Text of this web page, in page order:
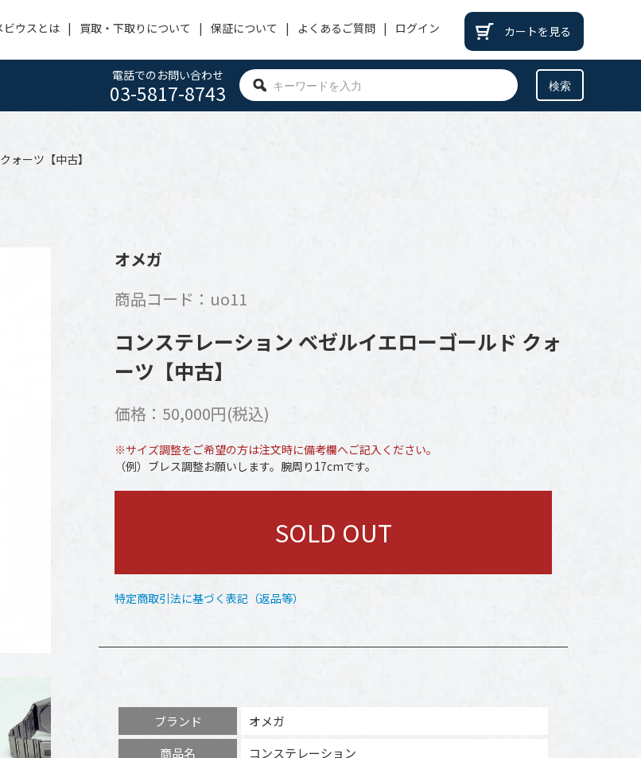
ビウスとは 買取・下取りについて 保証について よくあるご質問 ログイン カートを見る
FRANCK MULLER
フランクミュラー
TAG HEUER SEIKO
電話でのお問い合わせ
03-5817-8743
ォーツ【中古】
オメガ
商品コード：uo11
コンステレーション ベゼルイエローゴールド クォ
ーツ【中古】
価格：50,000円(税込)
※サイズ調整をご希望の方は注文時に備考欄へご記入ください。
（例）ブレス調整お願いします。腕周り17cmです。
SOLD OUT
特定商取引法に基づく表記（返品等）
ブランド
オメガ
商品名
コンステレーション